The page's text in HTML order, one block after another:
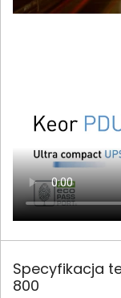
Specyfikacja
800